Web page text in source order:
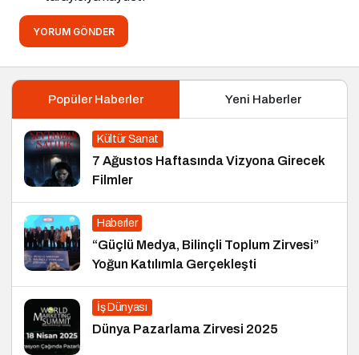
YORUM GÖNDER
Popüler Haberler Yeni Haberler
Kültür Sanat
7 Ağustos Haftasında Vizyona Girecek
Filmler
Haberler
“Güçlü Medya, Bilinçli Toplum Zirvesi”
Yoğun Katılımla Gerçekleşti
İş Dünyası
Dünya Pazarlama Zirvesi 2025